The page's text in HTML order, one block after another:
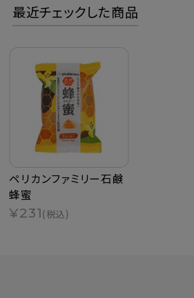
最近チェックした商品
ペリカンファミリー石鹸
蜂蜜
¥231(税込)